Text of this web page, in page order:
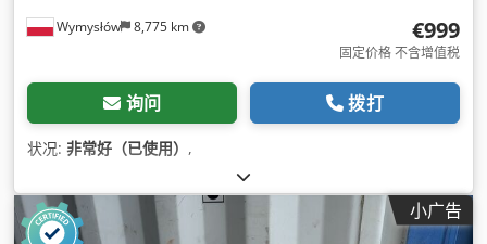
Wymysłów 8,775 km €999
固定价格 不含增值税
询问 拨打
状况: 非常好（已使用） ,
小广告